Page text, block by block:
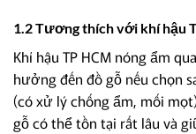
1.2 Tương thích với khí hậu
Khí hậu TP HCM nóng ẩm
hưởng đến đồ gỗ nếu chọn
(có xử lý chống ẩm, mối
gỗ có thể tồn tại rất lâu và